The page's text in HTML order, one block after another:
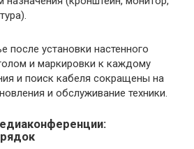
после установки настенного
и маркировки к каждому
и поиск кабеля сокращены на
и обслуживание техники.